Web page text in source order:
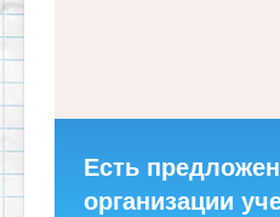
Есть
организации